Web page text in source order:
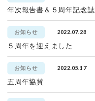
年次報告書＆５周年記念誌
お知らせ 2022.07.28
５周年を迎えました
お知らせ 2022.05.17
五周年協賛